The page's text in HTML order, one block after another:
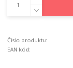
Číslo produktu:
EAN kód: